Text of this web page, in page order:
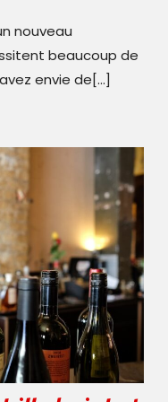
nouveau
beaucoup de
envie de[...]